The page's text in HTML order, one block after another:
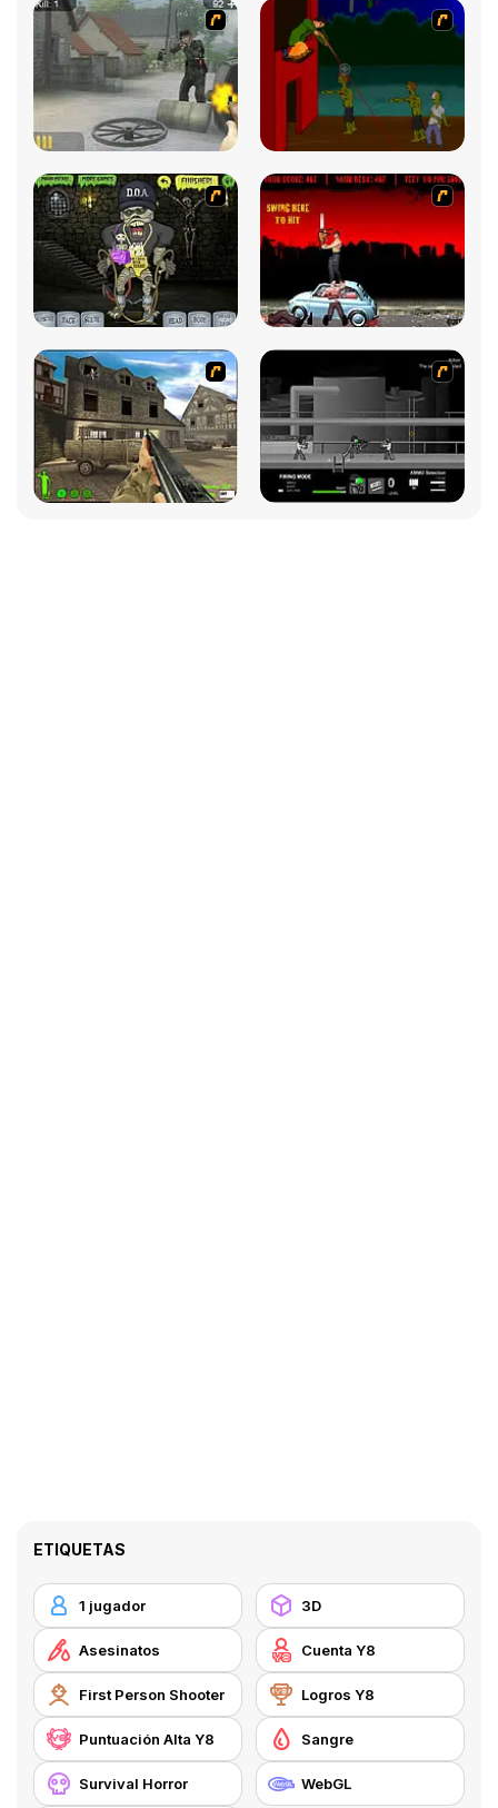
ETIQUETAS
1 jugador 3D
Asesinatos Cuenta Y8
First Person Shooter Logros Y8
Puntuación Alta Y8 Sangre
Survival Horror WebGL